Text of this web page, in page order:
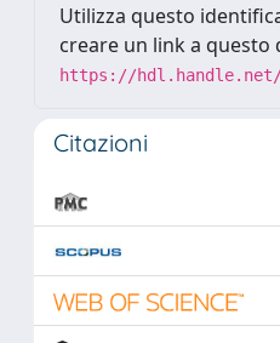
Utilizza questo
creare un link a questo
https://hdl.handle.net/
Citazioni